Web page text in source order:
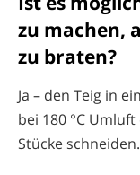
zu machen,
zu braten?
Ja – den Teig in
bei 180 °C
Stücke schneiden.